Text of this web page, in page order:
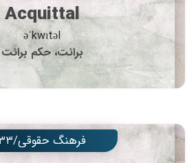
Acquittal
əˈkwɪtəl
برائت، حکم برائت
فرهنگ حقوقی/۳۳